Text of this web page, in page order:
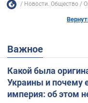
Новости. Общество
Важное
Какой была
Украины и почему
империя: об этом